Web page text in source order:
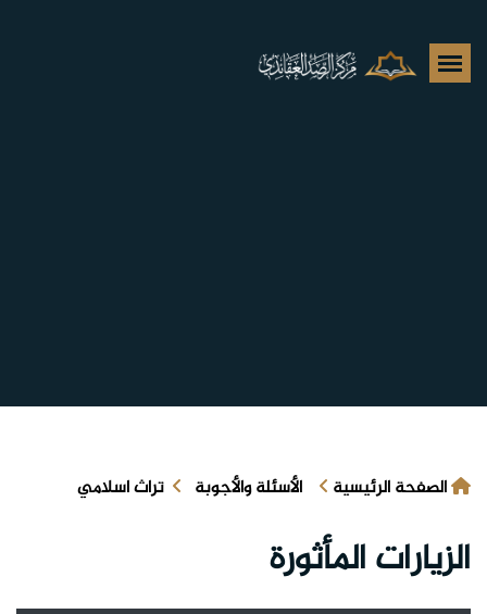
الصفحة الرئيسية الأسئلة والأجوبة تراث اسلامي
الزيارات المأثورة